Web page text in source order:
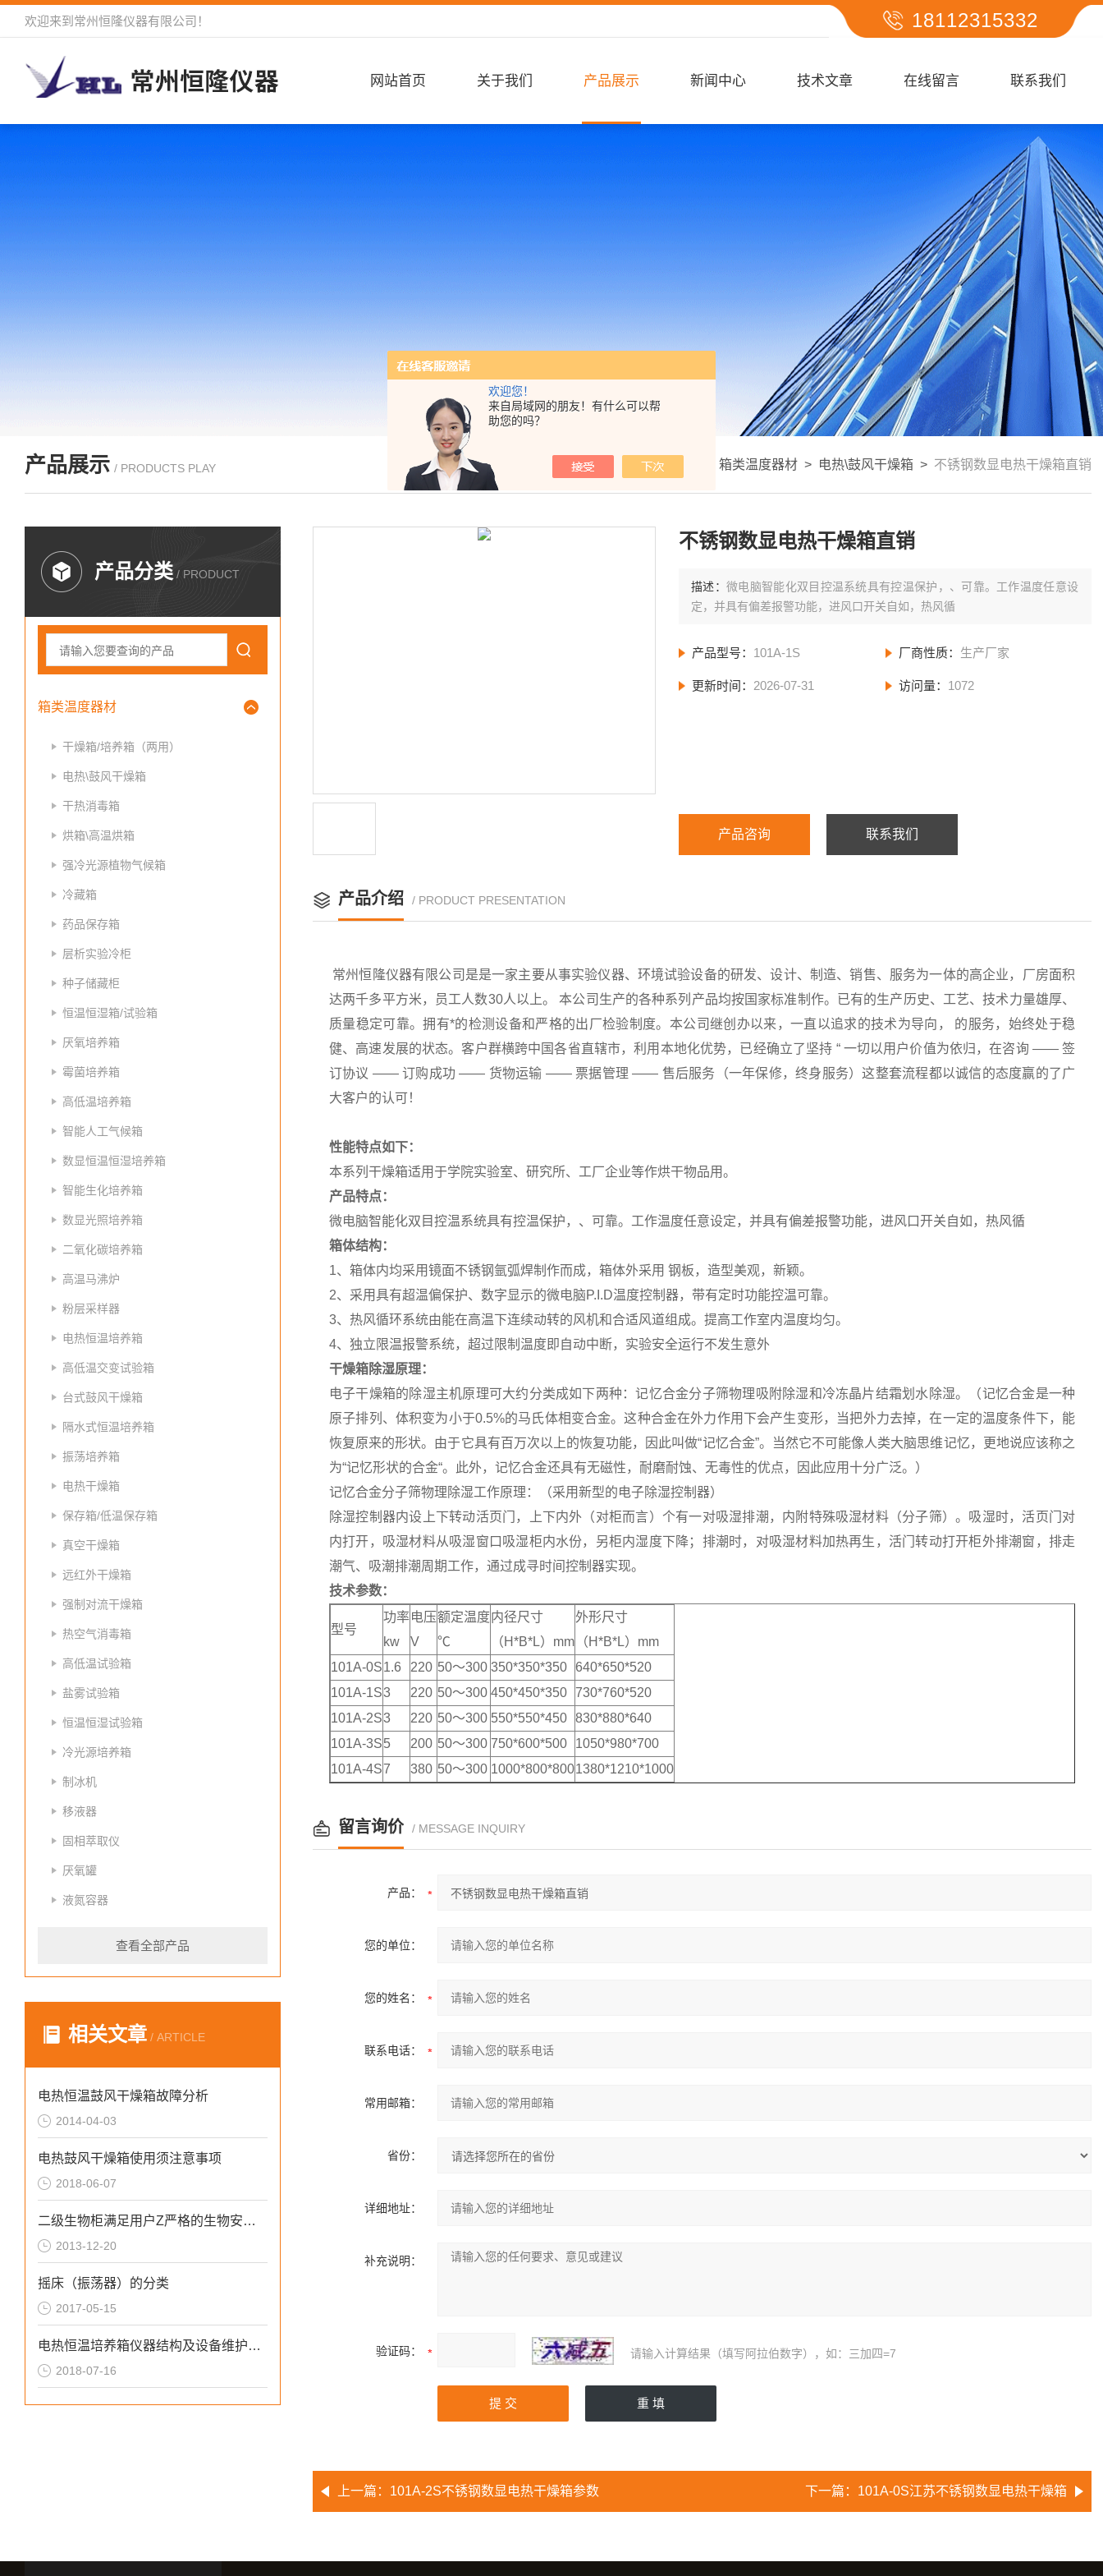
欢迎您！
来自局域网的朋友！有什么可以帮
助您的吗？
欢迎来到 常州恒隆仪器有限公司 ！ 18112315332
网站首页 关于我们 产品展示 新闻中心 技术文章 在线留言 联系我们
产品展示 / PRODUCTS PLAY 我的位置： >产品展示 箱类温度器材 > 电热\鼓风干燥箱 > 不锈钢数显电热干燥箱直销
产品分类 / PRODUCT
箱类温度器材
干燥箱/培养箱（两用）
电热\鼓风干燥箱
干热消毒箱
烘箱\高温烘箱
强冷光源植物气候箱
冷藏箱
药品保存箱
层析实验冷柜
种子储藏柜
恒温恒湿箱/试验箱
厌氧培养箱
霉菌培养箱
高低温培养箱
智能人工气候箱
数显恒温恒湿培养箱
智能生化培养箱
数显光照培养箱
二氧化碳培养箱
高温马沸炉
粉层采样器
电热恒温培养箱
高低温交变试验箱
台式鼓风干燥箱
隔水式恒温培养箱
振荡培养箱
电热干燥箱
保存箱/低温保存箱
真空干燥箱
远红外干燥箱
强制对流干燥箱
热空气消毒箱
高低温试验箱
盐雾试验箱
恒温恒湿试验箱
冷光源培养箱
制冰机
移液器
固相萃取仪
厌氧罐
液氮容器
查看全部产品
相关文章 / ARTICLE
电热恒温鼓风干燥箱故障分析
2014-04-03
电热鼓风干燥箱使用须注意事项
2018-06-07
二级生物柜满足用户Z严格的生物安全要求
2013-12-20
摇床（振荡器）的分类
2017-05-15
电热恒温培养箱仪器结构及设备维护注意事项
2018-07-16
不锈钢数显电热干燥箱直销
描述：微电脑智能化双目控温系统具有控温保护，、可靠。工作温度任意设
定，并具有偏差报警功能，进风口开关自如，热风循
产品型号： 101A-1S 厂商性质： 生产厂家
更新时间： 2026-07-31 访问量： 1072
产品咨询 联系我们
产品介绍 / PRODUCT PRESENTATION
常州恒隆仪器有限公司是是一家主要从事实验仪器、环境试验设备的研发、设计、制造、销售、服务为一体的高企业，厂房面积
达两千多平方米，员工人数30人以上。 本公司生产的各种系列产品均按国家标准制作。已有的生产历史、工艺、技术力量雄厚、
质量稳定可靠。拥有*的检测设备和严格的出厂检验制度。本公司继创办以来，一直以追求的技术为导向， 的服务，始终处于稳
健、高速发展的状态。客户群横跨中国各省直辖市，利用本地化优势，已经确立了坚持 “ 一切以用户价值为依归，在咨询 —— 签
订协议 —— 订购成功 —— 货物运输 —— 票据管理 —— 售后服务（一年保修，终身服务）这整套流程都以诚信的态度赢的了广
大客户的认可！
性能特点如下：
本系列干燥箱适用于学院实验室、研究所、工厂企业等作烘干物品用。
产品特点：
微电脑智能化双目控温系统具有控温保护，、可靠。工作温度任意设定，并具有偏差报警功能，进风口开关自如，热风循
箱体结构：
1、箱体内均采用镜面不锈钢氩弧焊制作而成，箱体外采用 钢板，造型美观，新颖。
2、采用具有超温偏保护、数字显示的微电脑P.I.D温度控制器，带有定时功能控温可靠。
3、热风循环系统由能在高温下连续动转的风机和合适风道组成。提高工作室内温度均匀。
4、独立限温报警系统，超过限制温度即自动中断，实验安全运行不发生意外
干燥箱除湿原理：
电子干燥箱的除湿主机原理可大约分类成如下两种：记忆合金分子筛物理吸附除湿和冷冻晶片结霜划水除湿。（记忆合金是一种
原子排列、体积变为小于0.5%的马氏体相变合金。这种合金在外力作用下会产生变形，当把外力去掉，在一定的温度条件下，能
恢复原来的形状。由于它具有百万次以上的恢复功能，因此叫做“记忆合金”。当然它不可能像人类大脑思维记忆，更地说应该称之
为“记忆形状的合金“。此外，记忆合金还具有无磁性，耐磨耐蚀、无毒性的优点，因此应用十分广泛。）
记忆合金分子筛物理除湿工作原理：（采用新型的电子除湿控制器）
除湿控制器内设上下转动活页门，上下内外（对柜而言）个有一对吸湿排潮，内附特殊吸湿材料（分子筛）。吸湿时，活页门对
内打开，吸湿材料从吸湿窗口吸湿柜内水份，另柜内湿度下降；排潮时，对吸湿材料加热再生，活门转动打开柜外排潮窗，排走
潮气、吸潮排潮周期工作，通过成寻时间控制器实现。
技术参数：
型号
功率
kw
电压
V
额定温度
℃
内径尺寸
（H*B*L）mm
外形尺寸
（H*B*L）mm
101A-0S1.6 220 50～300 350*350*350 640*650*520
101A-1S3 220 50～300 450*450*350 730*760*520
101A-2S3 220 50～300 550*550*450 830*880*640
101A-3S5 200 50～300 750*600*500
1050*980*700
101A-4S7 380 50～300 1000*800*8001380*1210*1000
留言询价 / MESSAGE INQUIRY
产品：
您的单位：
您的姓名：
联系电话：
常用邮箱：
省份：
详细地址：
补充说明：
验证码： 请输入计算结果（填写阿拉伯数字），如：三加四=7
上一篇： 101A-2S不锈钢数显电热干燥箱参数 下一篇： 101A-0S江苏不锈钢数显电热干燥箱